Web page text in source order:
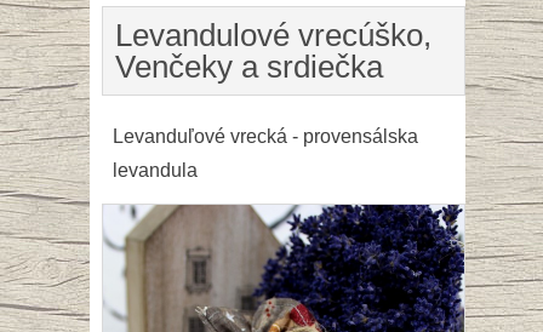
Levandulové vrecúško,
Venčeky a srdiečka
Levanduľové vrecká - provensálska
levandula